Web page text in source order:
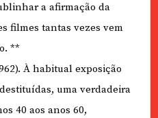
a afirmação da
filmes tantas vezes vem
**
À habitual exposição
uma verdadeira
40 aos anos 60,